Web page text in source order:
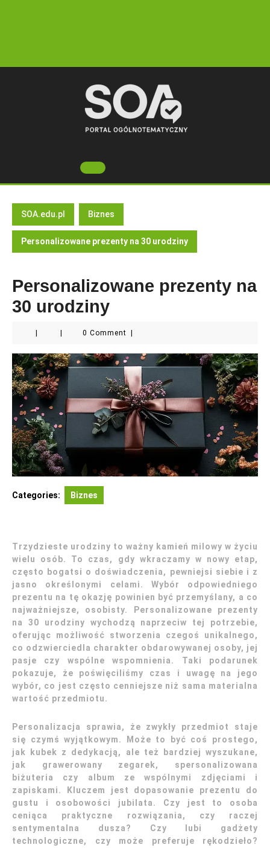
Open
Button
SOA.edu.pl Biznes
Personalizowane prezenty na 30 urodziny
Personalizowane prezenty na
30 urodziny
0 Comment
Categories: Biznes
Trzydzieste urodziny to ważny kamień milowy w życiu
wielu osób. To czas, gdy wkraczamy w nowy etap,
często bogatsi o doświadczenia, pewniejsi siebie i z
jasno określonymi celami. Wybór odpowiedniego
prezentu na tę okazję powinien być przemyślany, a co
najważniejsze, osobisty. Personalizowane prezenty
na 30 urodziny wychodzą naprzeciw tej potrzebie,
oferując możliwość stworzenia czegoś unikalnego,
co odzwierciedla charakter obdarowywanej osoby, jej
pasje czy wspólne wspomnienia. Taki podarunek
pokazuje, że poświęciliśmy czas i uwagę na jego
wybór, co jest często cenniejsze niż sama materialna
wartość przedmiotu.
Personalizacja sprawia, że zwykły przedmiot staje
się czymś wyjątkowym. Może to być coś prostego,
jak kubek z dedykacją, ale też bardziej wyszukane,
jak grawerowany zegarek, spersonalizowana
biżuteria czy album ze wspólnymi zdjęciami i
zapiskami. Kluczem jest dopasowanie prezentu do
gustu i osobowości jubilata. Czy jest to osoba
ceniąca praktyczne rozwiązania, czy raczej
sentymentalna dusza? Czy lubi gadżety
technologiczne, czy może preferuje rękodzieło?